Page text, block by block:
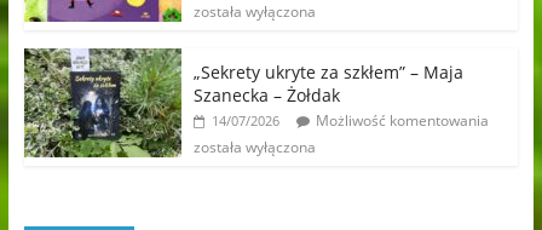
została wyłączona
„Sekrety ukryte za szkłem” – Maja
Szanecka – Żołdak
14/07/2026
Możliwość komentowania
została wyłączona